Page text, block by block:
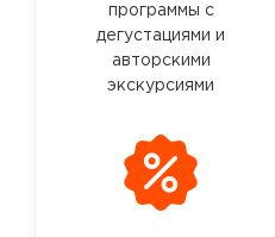
программы с
дегустациями и
авторскими
экскурсиями